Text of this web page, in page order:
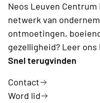
Neos Leuven Centrum
netwerk van
ontmoetingen,
gezelligheid? Leer ons
Snel terugvinden
Contact
Word lid